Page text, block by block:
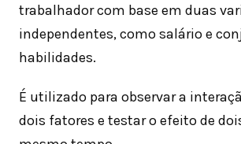
trabalhador com base em duas
independentes, como salário e
habilidades.
É utilizado para observar a
dois fatores e testar o efeito de